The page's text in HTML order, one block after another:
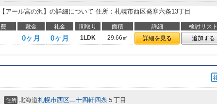
【アール宮の沢】の詳細について 住所：札幌市西区発寒六条13丁目
敷金 礼金 間取り 面積 詳細
検討リスト
0ヶ月 0ヶ月 1LDK 29.66㎡ 詳細を見る 追加する
住所 北海道札幌市西区二十四軒四条 ５丁目